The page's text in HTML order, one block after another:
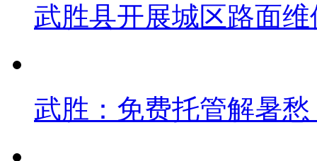
武胜县开展城区路面
武胜：免费托管解暑